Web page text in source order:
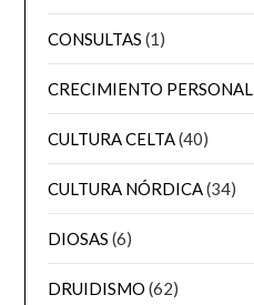
CONSULTAS (1)
CRECIMIENTO PERSONAL
CULTURA CELTA(40)
CULTURA NÓRDICA(34)
DIOSAS (6)
DRUIDISMO (62)